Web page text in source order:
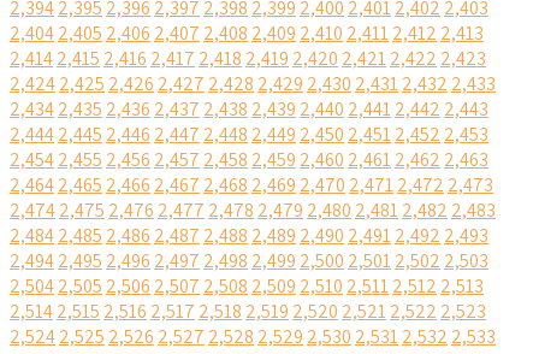
2,3942,395 2,396 2,397 2,398 2,399 2,400 2,4012,402 2,403
2,4042,405 2,406 2,407 2,408 2,409 2,410 2,4112,412 2,413
2,4142,415 2,416 2,417 2,418 2,419 2,420 2,4212,422 2,423
2,4242,425 2,426 2,427 2,428 2,429 2,430 2,4312,432 2,433
2,4342,435 2,436 2,437 2,438 2,439 2,440 2,4412,442 2,443
2,4442,445 2,446 2,447 2,448 2,449 2,450 2,4512,452 2,453
2,4542,455 2,456 2,457 2,458 2,459 2,460 2,4612,462 2,463
2,4642,465 2,466 2,467 2,468 2,469 2,470 2,4712,472 2,473
2,4742,475 2,476 2,477 2,478 2,479 2,480 2,4812,482 2,483
2,4842,485 2,486 2,487 2,488 2,489 2,490 2,4912,492 2,493
2,4942,495 2,496 2,497 2,498 2,499 2,500 2,5012,502 2,503
2,5042,505 2,506 2,507 2,508 2,509 2,510 2,5112,512 2,513
2,5142,515 2,516 2,517 2,518 2,519 2,520 2,5212,522 2,523
2,5242,525 2,526 2,527 2,528 2,529 2,530 2,5312,532 2,533